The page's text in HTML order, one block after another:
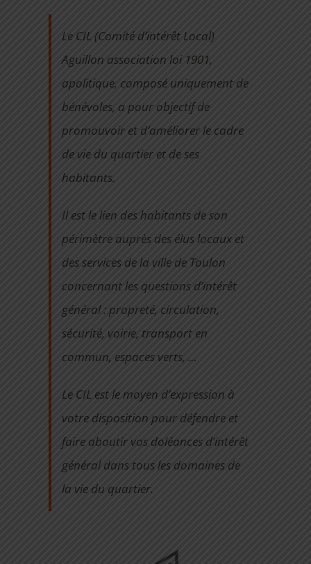
CONTACT
Le CIL (Comité d’intérêt Local)
Aguillon association loi 1901,
apolitique, composé uniquement de
bénévoles, a pour objectif de
promouvoir et d’améliorer le cadre
de vie du quartier et de ses
habitants.
Il est le lien des habitants de son
périmètre auprès des élus locaux et
des services de la ville de Toulon
concernant les questions d’intérêt
général : propreté, circulation,
sécurité, voirie, transport en
commun, espaces verts, …
Le CIL est le moyen d’expression à
votre disposition pour défendre et
faire aboutir vos doléances d’intérêt
général dans tous les domaines de
la vie du quartier.